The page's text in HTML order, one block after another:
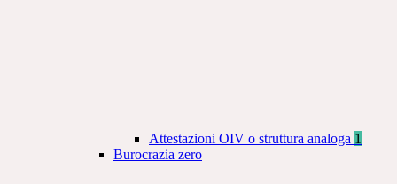
Attestazioni OIV o struttura analoga 1
Burocrazia zero